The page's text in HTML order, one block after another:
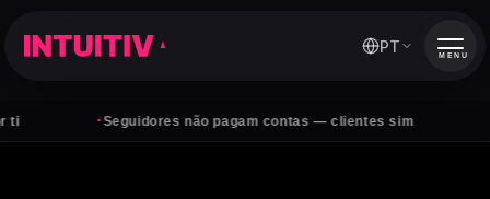
Seguidores não pagam contas — clientes sim
PT MENU